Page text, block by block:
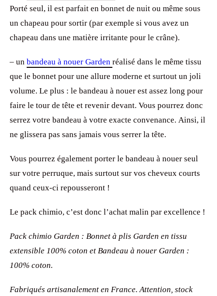
Porté seul, il est parfait en bonnet de nuit ou même sous
un chapeau pour sortir (par exemple si vous avez un
chapeau dans une matière irritante pour le crâne).
– un bandeau à nouer Garden réalisé dans le même tissu
que le bonnet pour une allure moderne et surtout un joli
volume. Le plus : le bandeau à nouer est assez long pour
faire le tour de tête et revenir devant. Vous pourrez donc
serrez votre bandeau à votre exacte convenance. Ainsi, il
ne glissera pas sans jamais vous serrer la tête.
Vous pourrez également porter le bandeau à nouer seul
sur votre perruque, mais surtout sur vos cheveux courts
quand ceux-ci repousseront !
Le pack chimio, c’est donc l’achat malin par excellence !
Pack chimio Garden : Bonnet à plis Garden en tissu
extensible 100% coton et Bandeau à nouer Garden :
100% coton.
Fabriqués artisanalement en France. Attention, stock